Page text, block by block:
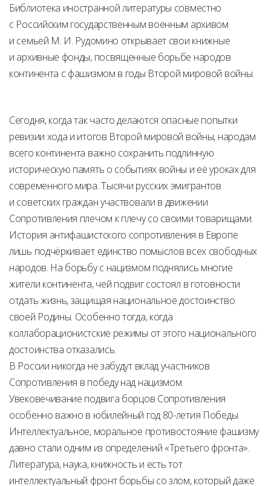
Библиотека иностранной литературы совместно
с Российским государственным военным архивом
и семьей М. И. Рудомино открывает свои книжные
и архивные фонды, посвященные борьбе народов
континента с фашизмом в годы Второй мировой войны.
Сегодня, когда так часто делаются опасные попытки
ревизии хода и итогов Второй мировой войны, народам
всего континента важно сохранить подлинную
историческую память о событиях войны и её уроках для
современного мира. Тысячи русских эмигрантов
и советских граждан участвовали в движении
Сопротивления плечом к плечу со своими товарищами.
История антифашистского сопротивления в Европе
лишь подчёркивает единство помыслов всех свободных
народов. На борьбу с нацизмом поднялись многие
жители континента, чей подвиг состоял в готовности
отдать жизнь, защищая национальное достоинство
своей Родины. Особенно тогда, когда
коллаборационистские режимы от этого национального
достоинства отказались.
В России никогда не забудут вклад участников
Сопротивления в победу над нацизмом.
Увековечивание подвига борцов Сопротивления
особенно важно в юбилейный год 80-летия Победы.
Интеллектуальное, моральное противостояние фашизму
давно стали одним из определений «Третьего фронта».
Литература, наука, книжность и есть тот
интеллектуальный фронт борьбы со злом, который даже